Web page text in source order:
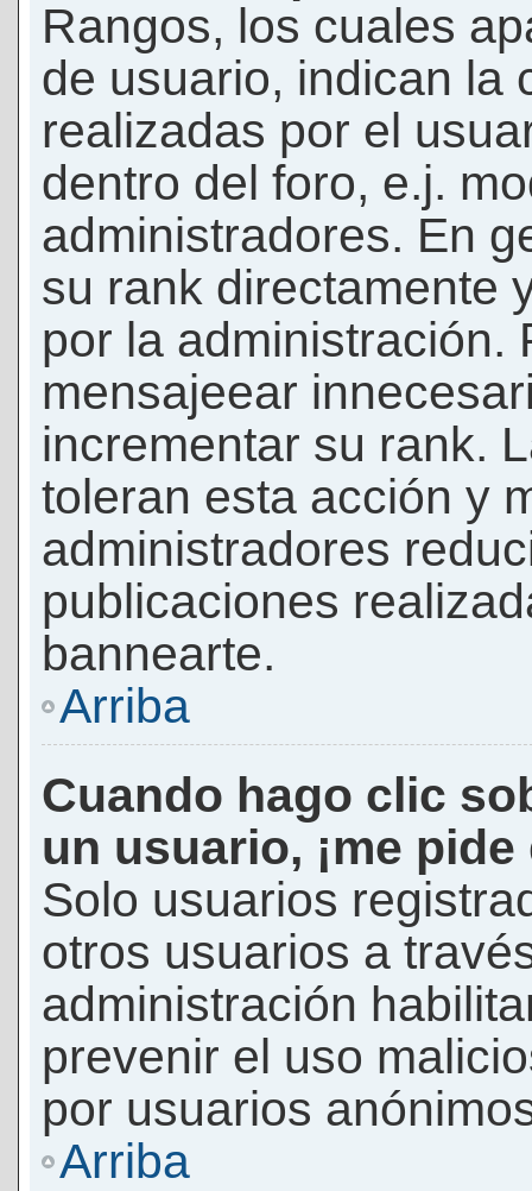
Rangos, los cuales
de usuario, indican la
realizadas por el
dentro del foro, e.j.
administradores. En
su rank directamente
por la administración.
mensajeear
incrementar su rank.
toleran esta acción y
administradores
publicaciones
bannearte.
Arriba
Cuando hago clic
un usuario, ¡me
Solo usuarios
otros usuarios a
administración
prevenir el uso
por usuarios
Arriba